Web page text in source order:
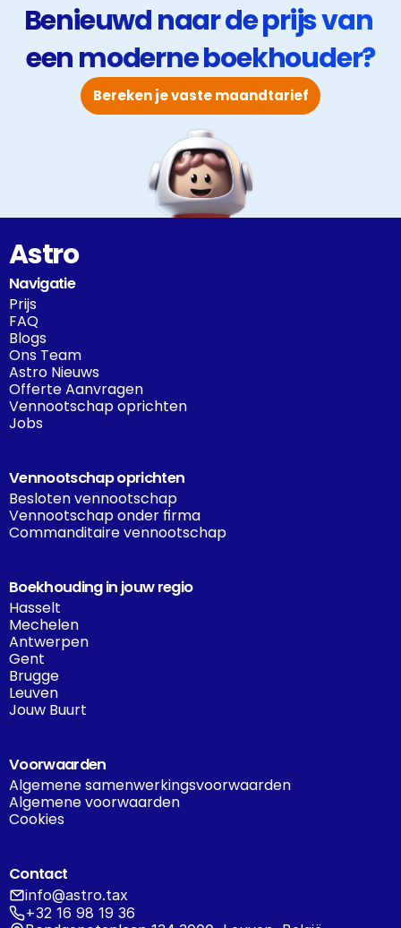
verliezen aan verplaatsingen of administratieve
rompslomp. Snelle responstijden en een efficiënte
werking zijn vandaag de norm. Hieronder vindt u 5
boekhoudkantoren in Essen die u kunnen helpen.
Benieuwd naar de prijs van
een moderne boekhouder?
Bereken je vaste maandtarief
Astro
Navigatie
Prijs
FAQ
Blogs
Ons Team
Astro Nieuws
Offerte Aanvragen
Vennootschap oprichten
Jobs
Vennootschap oprichten
Besloten vennootschap
Vennootschap onder firma
Commanditaire vennootschap
Boekhouding in jouw regio
Hasselt
Mechelen
Antwerpen
Gent
Brugge
Leuven
Jouw Buurt
Voorwaarden
Algemene samenwerkingsvoorwaarden
Algemene voorwaarden
Cookies
Contact
info@astro.tax
+32 16 98 19 36